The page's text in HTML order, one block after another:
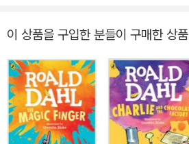
이 상품을 구입한 분들이 구매한 상품